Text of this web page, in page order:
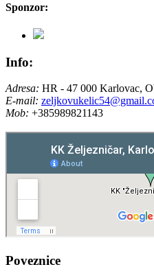
Sponzor:
Info:
Adresa: HR - 47 000 Karlovac,
E-mail:
Mob: +385989821143
Poveznice